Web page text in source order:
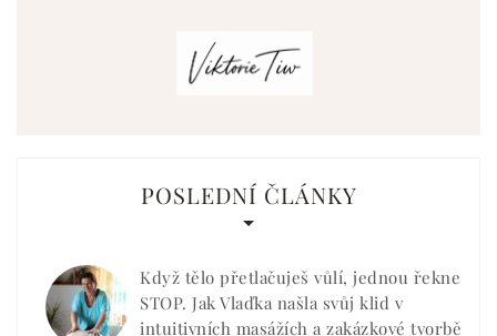
POSLEDNÍ ČLÁNKY
Když tělo přetlačuješ vůlí, jednou řekne
STOP. Jak Vlaďka našla svůj klid v
intuitivních masážích a zakázkové tvorbě